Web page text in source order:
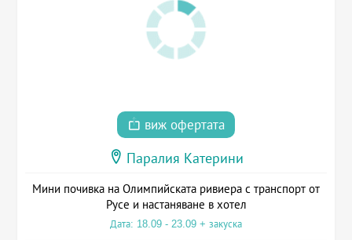
виж офертата
Паралия Катерини
Мини почивка на Олимпийската ривиера с транспорт от
Русе и настаняване в хотел
Дата: 18.09 - 23.09 + закуска